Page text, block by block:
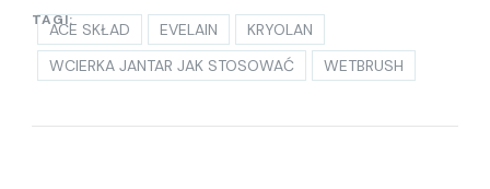
TAGI:
ACE SKŁAD EVELAIN
KRYOLAN
WCIERKA JANTAR JAK STOSOWAĆ
WETBRUSH